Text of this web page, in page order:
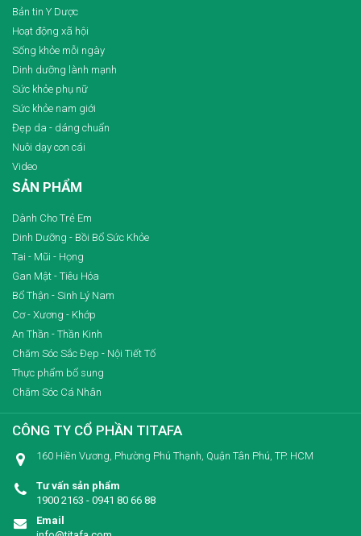
Bản tin Y Dược
Hoạt động xã hội
Sống khỏe mỗi ngày
Dinh dưỡng lành mạnh
Sức khỏe phụ nữ
Sức khỏe nam giới
Đẹp da - dáng chuẩn
Nuôi dạy con cái
Video
SẢN PHẨM
Dành Cho Trẻ Em
Dinh Dưỡng - Bồi Bổ Sức Khỏe
Tai - Mũi - Họng
Gan Mật - Tiêu Hóa
Bổ Thận - Sinh Lý Nam
Cơ - Xương - Khớp
An Thần - Thần Kinh
Chăm Sóc Sắc Đẹp - Nội Tiết Tố
Thực phẩm bổ sung
Chăm Sóc Cá Nhân
CÔNG TY CỔ PHẦN TITAFA
160 Hiền Vương, Phường Phú Thạnh, Quận Tân Phú, TP. HCM
Tư vấn sản phẩm
1900 2163 - 0941 80 66 88
Email